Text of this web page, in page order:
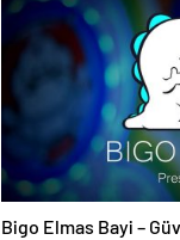
Ajansı, SEO Ajansı
ve Web Tasarım
Ajansı
Bigo Elmas Bayi –